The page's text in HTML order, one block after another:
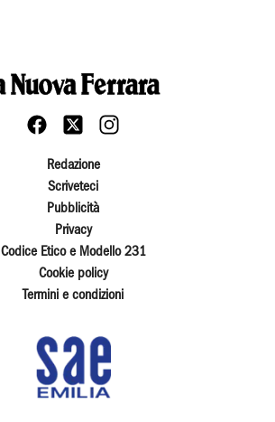
Redazione
Scriveteci
Pubblicità
Privacy
Codice Etico e Modello 231
Cookie policy
Termini e condizioni